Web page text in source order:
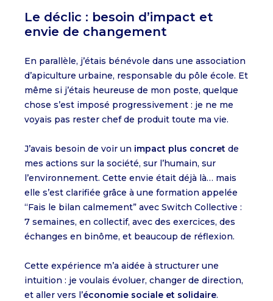
Le déclic : besoin d’impact et
envie de changement
En parallèle, j’étais bénévole dans une association
d’apiculture urbaine, responsable du pôle école. Et
même si j’étais heureuse de mon poste, quelque
chose s’est imposé progressivement : je ne me
voyais pas rester chef de produit toute ma vie.
J’avais besoin de voir un impact plus concret de
mes actions sur la société, sur l’humain, sur
l’environnement. Cette envie était déjà là… mais
elle s’est clarifiée grâce à une formation appelée
“Fais le bilan calmement” avec Switch Collective :
7 semaines, en collectif, avec des exercices, des
échanges en binôme, et beaucoup de réflexion.
Cette expérience m’a aidée à structurer une
intuition : je voulais évoluer, changer de direction,
et aller vers l’économie sociale et solidaire.